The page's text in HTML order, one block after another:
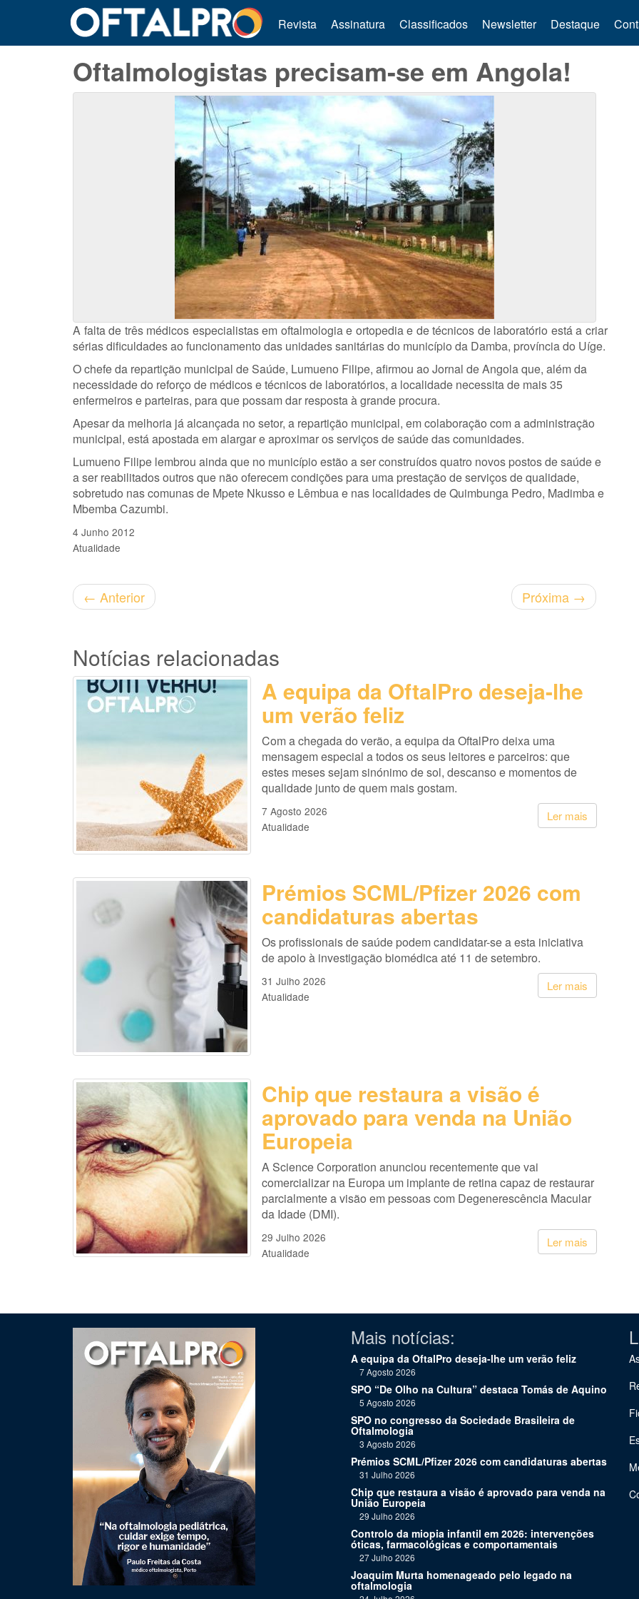
Revista Assinatura Classificados Newsletter Destaque
Oftalmologistas precisam-se em Angola!
A falta de três médicos especialistas em oftalmologia e ortopedia e de técnicos de laboratório está a criar
sérias dificuldades ao funcionamento das unidades sanitárias do município da Damba, província do Uíge.
O chefe da repartição municipal de Saúde, Lumueno Filipe, afirmou ao Jornal de Angola que, além da
necessidade do reforço de médicos e técnicos de laboratórios, a localidade necessita de mais 35
enfermeiros e parteiras, para que possam dar resposta à grande procura.
Apesar da melhoria já alcançada no setor, a repartição municipal, em colaboração com a administração
municipal, está apostada em alargar e aproximar os serviços de saúde das comunidades.
Lumueno Filipe lembrou ainda que no município estão a ser construídos quatro novos postos de saúde e
a ser reabilitados outros que não oferecem condições para uma prestação de serviços de qualidade,
sobretudo nas comunas de Mpete Nkusso e Lêmbua e nas localidades de Quimbunga Pedro, Madimba e
Mbemba Cazumbi.
4 Junho 2012
Atualidade
← Anterior Próxima →
Notícias relacionadas
A equipa da OftalPro deseja-lhe
um verão feliz
Com a chegada do verão, a equipa da OftalPro deixa uma
mensagem especial a todos os seus leitores e parceiros: que
estes meses sejam sinónimo de sol, descanso e momentos de
qualidade junto de quem mais gostam.
Ler mais
7 Agosto 2026
Atualidade
Prémios SCML/Pfizer 2026 com
candidaturas abertas
Os profissionais de saúde podem candidatar-se a esta iniciativa
de apoio à investigação biomédica até 11 de setembro.
Ler mais
31 Julho 2026
Atualidade
Chip que restaura a visão é
aprovado para venda na União
Europeia
A Science Corporation anunciou recentemente que vai
comercializar na Europa um implante de retina capaz de restaurar
parcialmente a visão em pessoas com Degenerescência Macular
da Idade (DMI).
Ler mais
29 Julho 2026
Atualidade
Clique para ler
Mais notícias:
A equipa da OftalPro deseja-lhe um verão feliz
7 Agosto 2026
SPO “De Olho na Cultura” destaca Tomás de Aquino
5 Agosto 2026
SPO no congresso da Sociedade Brasileira de
Oftalmologia
3 Agosto 2026
Prémios SCML/Pfizer 2026 com candidaturas abertas
31 Julho 2026
Chip que restaura a visão é aprovado para venda na
União Europeia
29 Julho 2026
Controlo da miopia infantil em 2026: intervenções
óticas, farmacológicas e comportamentais
27 Julho 2026
Joaquim Murta homenageado pelo legado na
oftalmologia